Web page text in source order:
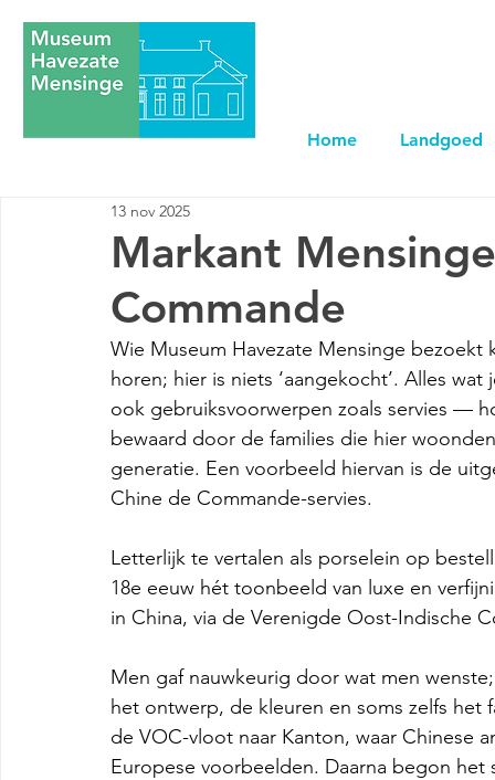
Home Landgoed
Markant
Commande
13 nov 2025
Wie Museum Havezate Mensinge
horen; hier is niets ‘aangekocht’. Alles
ook gebruiksvoorwerpen zoals servies —
bewaard door de families die hier
generatie. Een voorbeeld hiervan is de
Chine de Commande-servies.
Letterlijk te vertalen als porselein op
18e eeuw hét toonbeeld van luxe en
in China, via de Verenigde Oost-Indische
Men gaf nauwkeurig door wat men
het ontwerp, de kleuren en soms zelfs
de VOC-vloot naar Kanton, waar Chinese
Europese voorbeelden. Daarna begon